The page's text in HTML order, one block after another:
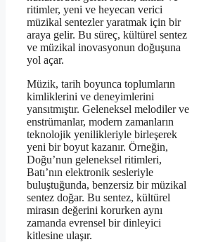
ritimler, yeni ve heyecan verici
müzikal sentezler yaratmak için bir
araya gelir. Bu süreç, kültürel sentez
ve müzikal inovasyonun doğuşuna
yol açar.
Müzik, tarih boyunca toplumların
kimliklerini ve deneyimlerini
yansıtmıştır. Geleneksel melodiler ve
enstrümanlar, modern zamanların
teknolojik yenilikleriyle birleşerek
yeni bir boyut kazanır. Örneğin,
Doğu’nun geleneksel ritimleri,
Batı’nın elektronik sesleriyle
buluştuğunda, benzersiz bir müzikal
sentez doğar. Bu sentez, kültürel
mirasın değerini korurken aynı
zamanda evrensel bir dinleyici
kitlesine ulaşır.